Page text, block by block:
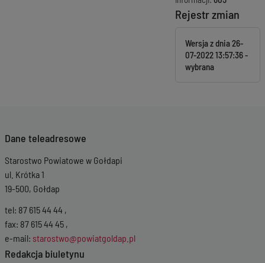
Rejestr zmian
Wersja z dnia26-
07-2022 13:57:36
Dane teleadresowe
Starostwo Powiatowe w Gołdapi
ul. Krótka 1
19-500, Gołdap
tel: 87 615 44 44 ,
fax: 87 615 44 45 ,
e-mail: starostwo@powiatgoldap.pl
Redakcja biuletynu